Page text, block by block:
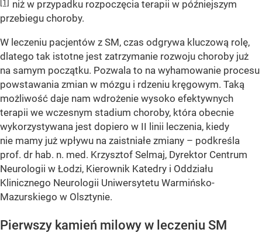
[1] niż w przypadku rozpoczęcia terapii w późniejszym
przebiegu choroby.
W leczeniu pacjentów z SM, czas odgrywa kluczową rolę,
dlatego tak istotne jest zatrzymanie rozwoju choroby już
na samym początku. Pozwala to na wyhamowanie procesu
powstawania zmian w mózgu i rdzeniu kręgowym. Taką
możliwość daje nam wdrożenie wysoko efektywnych
terapii we wczesnym stadium choroby, która obecnie
wykorzystywana jest dopiero w II linii leczenia, kiedy
nie mamy już wpływu na zaistniałe zmiany – podkreśla
prof. dr hab. n. med. Krzysztof Selmaj, Dyrektor Centrum
Neurologii w Łodzi, Kierownik Katedry i Oddziału
Klinicznego Neurologii Uniwersytetu Warmińsko-
Mazurskiego w Olsztynie.
Pierwszy kamień milowy w leczeniu SM